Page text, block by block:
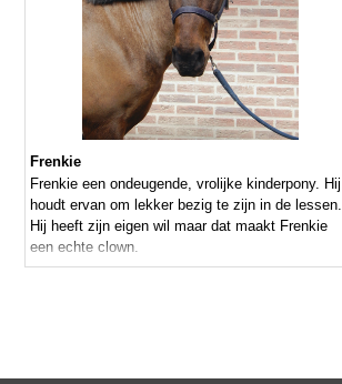
Frenkie
Frenkie een ondeugende, vrolijke kinderpony. Hij
houdt ervan om lekker bezig te zijn in de lessen.
Hij heeft zijn eigen wil maar dat maakt Frenkie
een echte clown.